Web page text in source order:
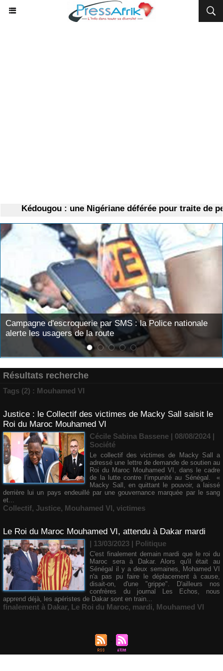
Kédougou : une Nigériane déférée pour traite de
d'escroquerie par SMS : la Police nationale
usagers de la route
Louga
Résultats recherche
Tags (2) : Mouhamed VI
Justice : le Collectif des victimes de Macky Sall saisit le
Roi du Maroc Mouhamed VI
Cécile Sabina Bassene | 08/08/2024 |
Société
Le collectif des victimes de Macky Sall a
adressé une lettre de demande de soutien au
Roi du Maroc Mouhamed VI, dans le cadre
de la lutte contre l’impunité au Sénégal. «
Macky Sall, en quittant le pouvoir, a laissé
derrière lui un pays endeuillé par une gouvernance marquée par le sang
et...
Collectif, Justice, Mouhamed VI, victimes
Le Roi du Maroc Mouhamed VI, attendu à Dakar mardi
| 13/03/2023 | Politique
C'est finalement demain mardi que le roi du
Maroc sera à Dakar. Alors qu'il était au
Sénégal il y a deux semaines, Mohamed VI
n'a pas pu faire le déplacement à cause,
disait-on, d'une "grippe". D'ailleurs nos
confrères du journal Les Echos, nous
apprend déjà, les apéristes de Dakar sont en train...
finalement à Dakar, Le Roi du Maroc, mardi, Mouhamed VI